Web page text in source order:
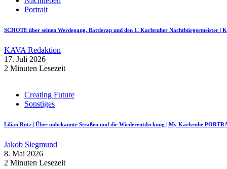
Portrait
SCHOTE über seinen Werdegang, Battlerap und den 1. Karlsruher Nachtbürgermeister |
KAVA Redaktion
17. Juli 2026
2 Minuten Lesezeit
Creating Future
Sonstiges
Lilian Rutz | Über unbekannte Straßen und die Wiederentdeckung | My Karlsruhe
Jakob Siegmund
8. Mai 2026
2 Minuten Lesezeit